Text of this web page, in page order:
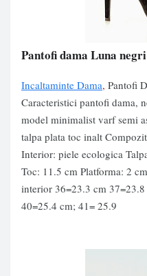
Pantofi dama Luna negri
Incaltaminte Dama, Pantofi
Caracteristici pantofi dama,
model minimalist varf semi
talpa plata toc inalt
Interior: piele ecologica
Toc: 11.5 cm Platforma: 2
interior 36=23.3 cm
40=25.4 cm; 41= 25.9